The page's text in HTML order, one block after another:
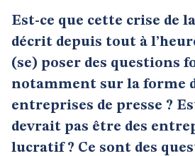
Est-ce que cette crise de
décrit depuis tout à
(se) poser des questions
notamment sur la forme
entreprises de presse ?
devrait pas être des
lucratif ? Ce sont des